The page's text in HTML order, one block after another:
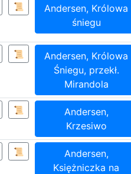
📜
Andersen, Królowa
śniegu
📜
Andersen, Królowa
Śniegu, przekł.
Mirandola
📜
Andersen,
Krzesiwo
📜
Andersen,
Księżniczka na